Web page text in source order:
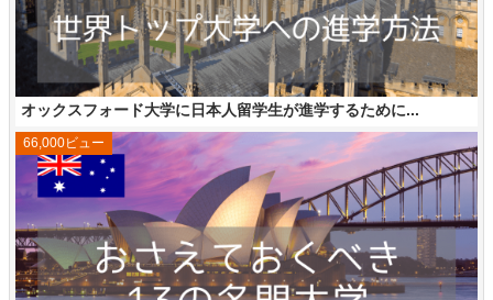
オックスフォード大学に日本人留学生が進学するために...
66,000ビュー